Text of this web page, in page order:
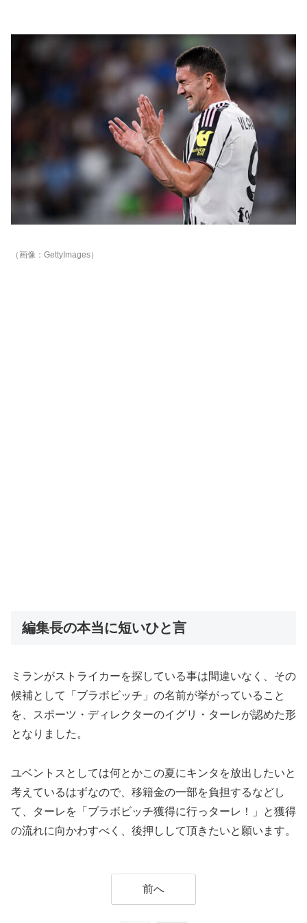
（画像：GettyImages）
編集長の本当に短いひと言
ミランがストライカーを探している事は間違いなく、その
候補として「ブラボビッチ」の名前が挙がっていること
を、スポーツ・ディレクターのイグリ・ターレが認めた形
となりました。
ユベントスとしては何とかこの夏にキンタを放出したいと
考えているはずなので、移籍金の一部を負担するなどし
て、ターレを「ブラボビッチ獲得に行っターレ！」と獲得
の流れに向かわすべく、後押しして頂きたいと願います。
前へ